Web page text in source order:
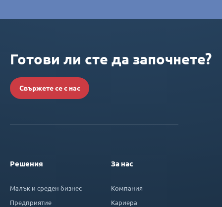
Готови ли сте да започнете?
Свържете се с нас
Решения
Малък и среден бизнес
Предприятие
За нас
Компания
Кариера